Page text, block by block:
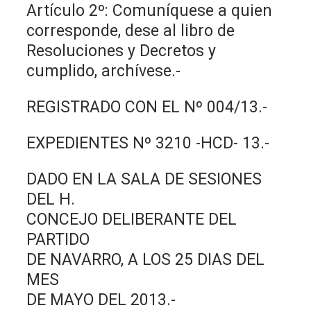
Artículo 2º: Comuníquese a quien
corresponde, dese al libro de
Resoluciones y Decretos y
cumplido, archívese.-
REGISTRADO CON EL Nº 004/13.-
EXPEDIENTES Nº 3210 -HCD- 13.-
DADO EN LA SALA DE SESIONES
DEL H.
CONCEJO DELIBERANTE DEL
PARTIDO
DE NAVARRO, A LOS 25 DIAS DEL
MES
DE MAYO DEL 2013.-